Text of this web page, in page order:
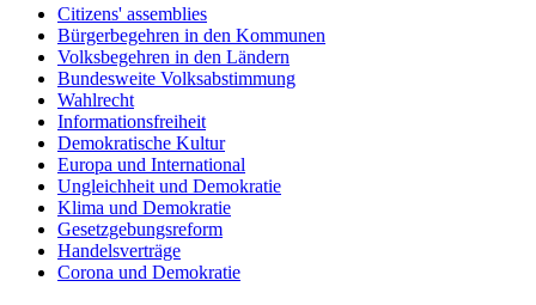
Citizens' assemblies
Bürgerbegehren in den Kommunen
Volksbegehren in den Ländern
Bundesweite Volksabstimmung
Wahlrecht
Informationsfreiheit
Demokratische Kultur
Europa und International
Ungleichheit und Demokratie
Klima und Demokratie
Gesetzgebungsreform
Handelsverträge
Corona und Demokratie